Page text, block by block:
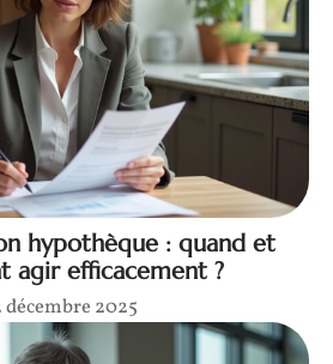
hypothèque : quand et
agir efficacement ?
décembre 2025